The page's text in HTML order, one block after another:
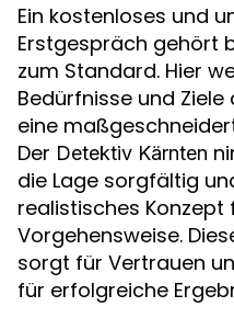
Ein kostenloses und
Erstgespräch gehört
zum Standard. Hier
Bedürfnisse und
eine
Der Detektiv Kärnten
die Lage sorgfältig
realistisches Konzept
Vorgehensweise.
sorgt für Vertrauen
für erfolgreiche